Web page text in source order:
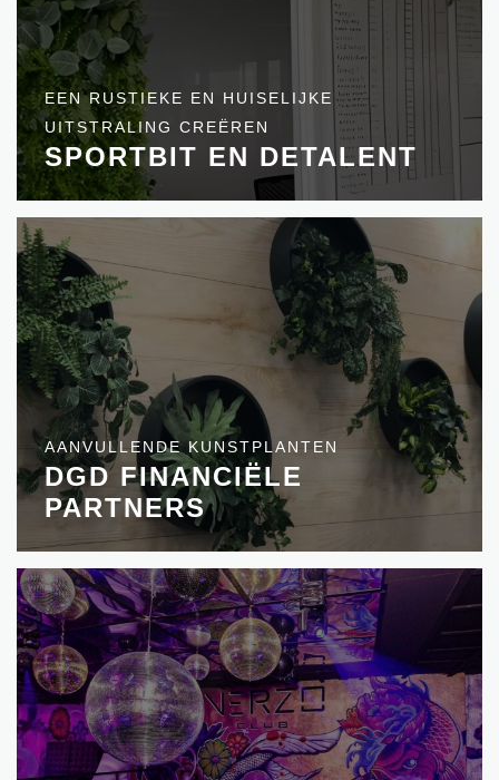
EEN RUSTIEKE EN HUISELIJKE
UITSTRALING CREËREN
SPORTBIT EN DETALENT
AANVULLENDE KUNSTPLANTEN
DGD FINANCIËLE
PARTNERS